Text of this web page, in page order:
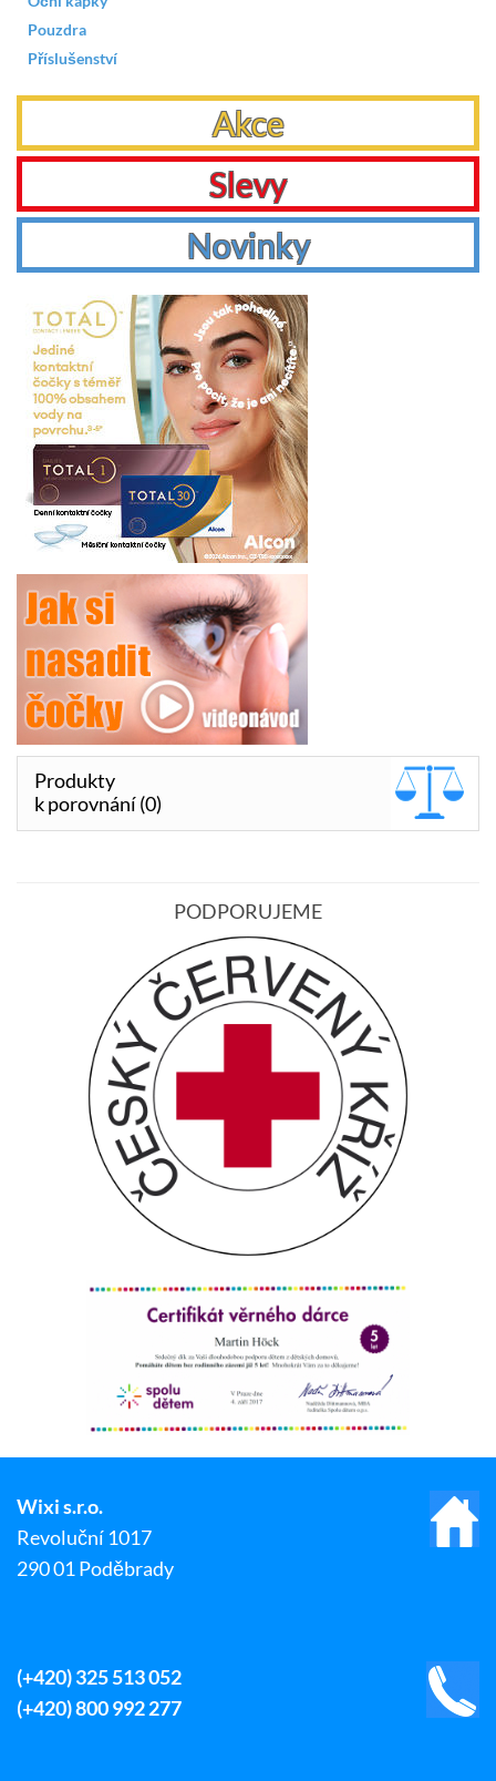
Pouzdra
Příslušenství
Akce
Slevy
Novinky
Produkty
k porovnání (0)
PODPORUJEME
Wixi s.r.o.
Revoluční 1017
290 01 Poděbrady
(+420) 325 513 052
(+420) 800 992 277